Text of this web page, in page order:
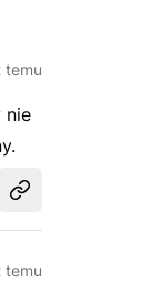
temu
nie
Udostępnij
temu